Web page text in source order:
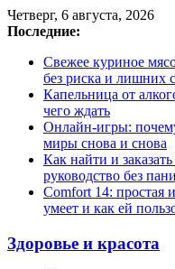
Четверг, 6 августа, 2026
Последние:
Свежее куриное
без риска и лишних
Капельница от
чего ждать
Онлайн-игры:
миры снова и снова
Как найти и
руководство без
Comfort 14:
умеет и как ей
Здоровье и красота